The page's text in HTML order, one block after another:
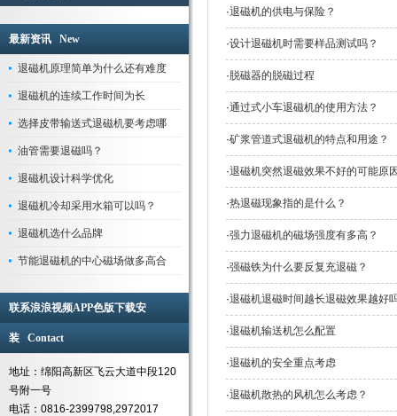
最新资讯 New
退磁机原理简单为什么还有难度
退磁机的连续工作时间为长
选择皮带输送式退磁机要考虑哪
油管需要退磁吗？
退磁机设计科学优化
退磁机冷却采用水箱可以吗？
退磁机选什么品牌
节能退磁机的中心磁场做多高合
联系浪浪视频APP色版下载安
装 Contact
地址：绵阳高新区飞云大道中段120
号附一号
电话：0816-2399798,2972017
·退磁机的供电与保险？
·设计退磁机时需要样品测试吗？
· 脱磁器的脱磁过程
·通过式小车退磁机的使用方法？
·矿浆管道式退磁机的特点和用途？
·退磁机突然退磁效果不好的可能原因
·热退磁现象指的是什么？
·强力退磁机的磁场强度有多高？
·强磁铁为什么要反复充退磁？
·退磁机退磁时间越长退磁效果越好吗
·退磁机输送机怎么配置
·退磁机的安全重点考虑
·退磁机散热的风机怎么考虑？